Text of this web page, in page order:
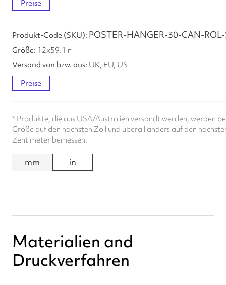
Preise
POSTER-HANGER-30-CAN-
12x59.1 in
UK, EU, US
Preise
* Produkte, die aus USA/Australien versandt werden, werden
Größe auf den nächsten Zoll und überall anders auf den
Zentimeter bemessen.
mm in
Materialien and
Druckverfahren